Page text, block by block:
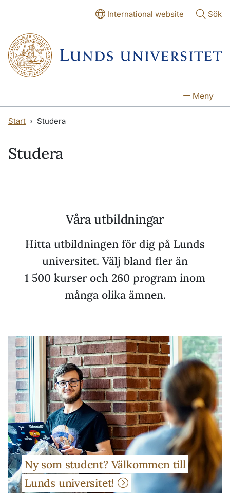
International website Sök
Meny
Start Studera
Studera
Våra utbildningar
Hitta utbildningen för dig på Lunds
universitet. Välj bland fler än
1 500 kurser och 260 program inom
många olika ämnen.
Ny som student? Välkommen till
Lunds universitet!